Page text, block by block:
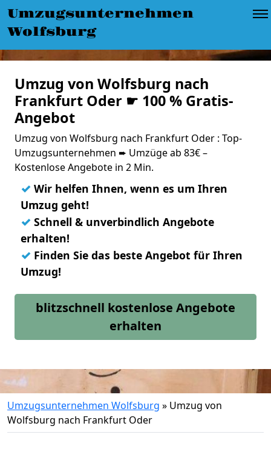
Umzugsunternehmen
Wolfsburg
Umzug von Wolfsburg nach
Frankfurt Oder ☛ 100 % Gratis-
Angebot
Umzug von Wolfsburg nach Frankfurt Oder : Top-
Umzugsunternehmen ➨ Umzüge ab 83€ –
Kostenlose Angebote in 2 Min.
✓ Wir helfen Ihnen, wenn es um Ihren
Umzug geht!
✓ Schnell & unverbindlich Angebote
erhalten!
✓ Finden Sie das beste Angebot für Ihren
Umzug!
blitzschnell kostenlose Angebote
erhalten
Umzugsunternehmen Wolfsburg » Umzug von
Wolfsburg nach Frankfurt Oder